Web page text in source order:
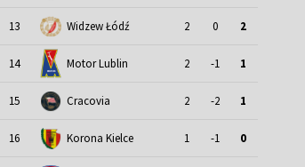
13 Widzew Łódź 2 0 2
14 Motor Lublin 2 -1 1
15 Cracovia 2 -2 1
16 Korona Kielce 1 -1 0